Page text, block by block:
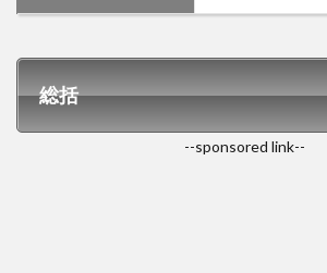
総括
--sponsored link--